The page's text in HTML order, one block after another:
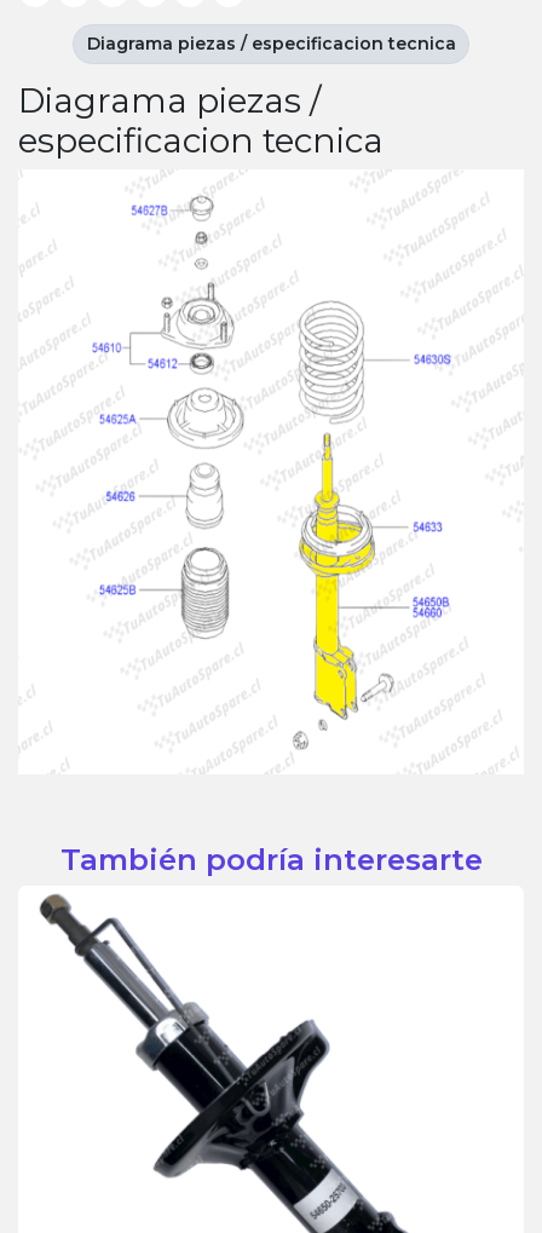
Diagrama piezas /
especificacion tecnica
Diagrama piezas / especificacion tecnica
También podría interesarte